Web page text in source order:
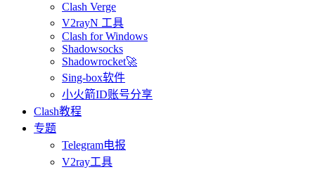
Clash Verge
V2rayN 工具
Clash for Windows
Shadowsocks
Shadowrocket🚀
Sing-box软件
小火箭ID账号分享
Clash教程
专题
Telegram电报
V2ray工具